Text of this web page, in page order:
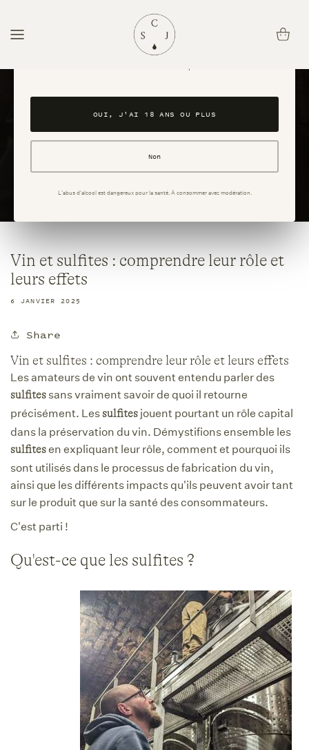
Avez-vous l'âge légal pour consommer de l'alcool ?
Ce site est réservé aux personnes majeures. En accédant au site, vous
OUI, J'AI 18 ANS OU PLUS
Non
L'abus d'alcool est dangereux pour la santé. À consommer avec modération.
contenu
Panier
Vin et sulfites : comprendre leur rôle et
leurs effets
6 JANVIER 2025
Share
Vin et sulfites : comprendre leur rôle et leurs effets
Les amateurs de vin ont souvent entendu parler des
sulfites sans vraiment savoir de quoi il retourne
précisément. Les sulfites jouent pourtant un rôle capital
dans la préservation du vin. Démystifions ensemble les
sulfitesen expliquant leur rôle, comment et pourquoi ils
sont utilisés dans le processus de fabrication du vin,
ainsi que les différents impacts qu'ils peuvent avoir tant
sur le produit que sur la santé des consommateurs.
C'est parti !
Qu'est-ce que les sulfites ?